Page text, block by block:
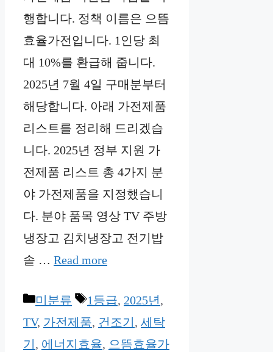
행합니다. 정책 이름은 으뜸
효율가전입니다. 1인당 최
대 10%를 환급해 줍니다.
2025년 7월 4일 구매분부터
해당합니다. 아래 가전제품
리스트를 정리해 드리겠습
니다. 2025년 정부 지원 가
전제품 리스트 총 4가지 분
야 가전제품을 지정했습니
다. 분야 품목 영상 TV 주방
냉장고 김치냉장고 전기밥
솥 … Read more
Categories
미분류 Tags
1등급, 2025년,
TV, 가전제품, 건조기 , 세탁
기 , 에너지효율, 으뜸효율가